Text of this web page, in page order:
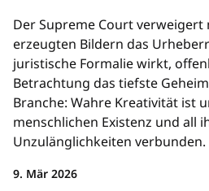
Der Supreme Court verweigert
erzeugten Bildern das
juristische Formalie wirkt,
Betrachtung das tiefste
Branche: Wahre Kreativität ist
menschlichen Existenz und all
Unzulänglichkeiten verbunden.
9. Mär 2026